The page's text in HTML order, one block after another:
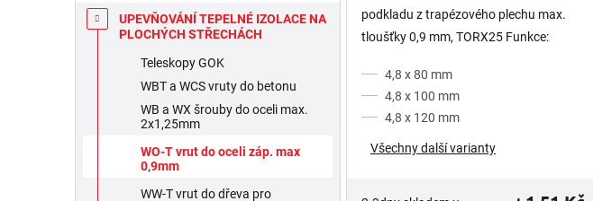
UPEVŇOVÁNÍ TEPELNÉ IZOLACE NA
PLOCHÝCH STŘECHÁCH
Teleskopy GOK
WBT a WCS vruty do betonu
WB a WX šrouby do oceli max.
2x1,25mm
WO-T vrut do oceli záp. max
0,9mm
WW-T vrut do dřeva pro
podkladu z trapézového plechu max.
tloušťky 0,9 mm, TORX25 Funkce:
antikorozním povlakem nejvyšší...
4,8 x 80 mm
4,8 x 100 mm
4,8 x 120 mm
Všechny další varianty